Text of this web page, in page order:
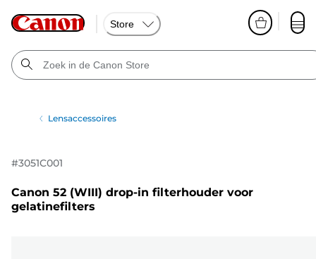
Store
Lensaccessoires
#3051C001
Canon 52 (WIII) drop-in filterhouder voor
gelatinefilters